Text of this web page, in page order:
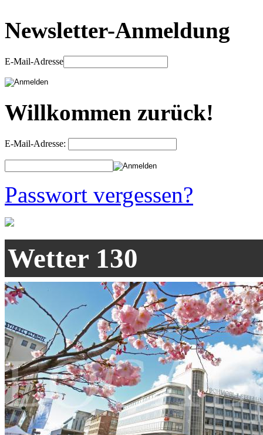
Newsletter-Anmeldung
E-Mail-Adresse
Willkommen zurück!
E-Mail-Adresse:
Passwort vergessen?
Wetter 130